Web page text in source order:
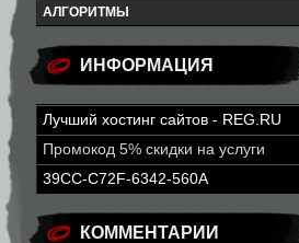
АЛГОРИТМЫ
ИНФОРМАЦИЯ
Лучший хостинг сайтов - REG.RU
Промокод 5% скидки на услуги
39CC-C72F-6342-560A
КОММЕНТАРИИ